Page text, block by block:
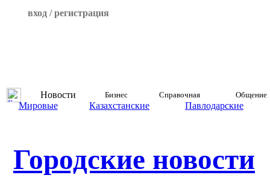
вход / регистрация
Новости Бизнес Справочная Общение
Мировые Казахстанские Павлодарские
Городские новости